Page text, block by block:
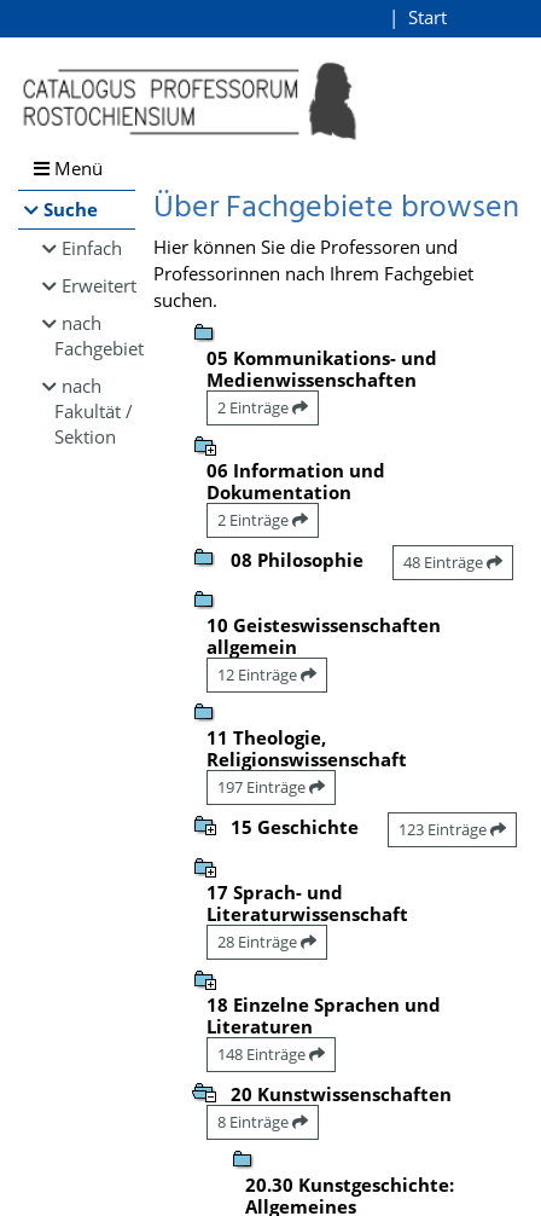
Browsen
direkt zum Inhalt
Start
Menü
Suche
Einfach
Erweitert
nach
Fachgebiet
nach
Fakultät /
Sektion
Über Fachgebiete browsen
Hier können Sie die Professoren und
Professorinnen nach Ihrem Fachgebiet
suchen.
05 Kommunikations- und
Medienwissenschaften
2 Einträge
06 Information und
Dokumentation
2 Einträge
08 Philosophie 48 Einträge
10 Geisteswissenschaften
allgemein
12 Einträge
11 Theologie,
Religionswissenschaft
197 Einträge
15 Geschichte 123 Einträge
17 Sprach- und
Literaturwissenschaft
28 Einträge
18 Einzelne Sprachen und
Literaturen
148 Einträge
20 Kunstwissenschaften
8 Einträge
20.30 Kunstgeschichte:
Allgemeines